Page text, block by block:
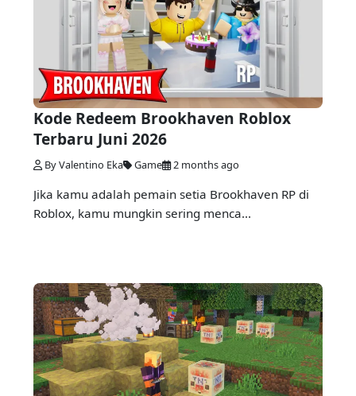
Kode Redeem Brookhaven Roblox
Terbaru Juni 2026
By Valentino Eka Game 2 months ago
Jika kamu adalah pemain setia Brookhaven RP di
Roblox, kamu mungkin sering menca...